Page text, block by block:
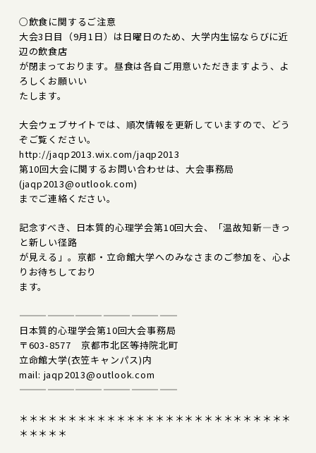
○飲食に関するご注意
大会3日目（9月1日）は日曜日のため、大学内生協ならびに近
辺の飲食店
が閉まっております。昼食は各自ご用意いただきますよう、よ
ろしくお願いい
たします。
大会ウェブサイトでは、順次情報を更新していますので、どう
ぞご覧ください。
http://jaqp2013.wix.com/jaqp2013
第10回大会に関するお問い合わせは、大会事務局
(jaqp2013@outlook.com)
までご連絡ください。
記念すべき、日本質的心理学会第10回大会、「温故知新―きっ
と新しい径路
が見える」。京都・立命館大学へのみなさまのご参加を、心よ
りお待ちしており
ます。
—————————————————
日本質的心理学会第10回大会事務局
〒603-8577 京都市北区等持院北町
立命館大学(衣笠キャンパス)内
mail: jaqp2013@outlook.com
—————————————————
＊＊＊＊＊＊＊＊＊＊＊＊＊＊＊＊＊＊＊＊＊＊＊＊＊＊＊＊
＊＊＊＊＊